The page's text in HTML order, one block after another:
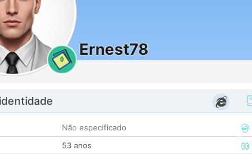
0
Ernest78
Não especificado
53 anos